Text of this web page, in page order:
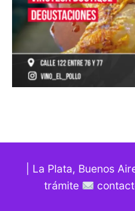
| La Plata, Buenos
trámite